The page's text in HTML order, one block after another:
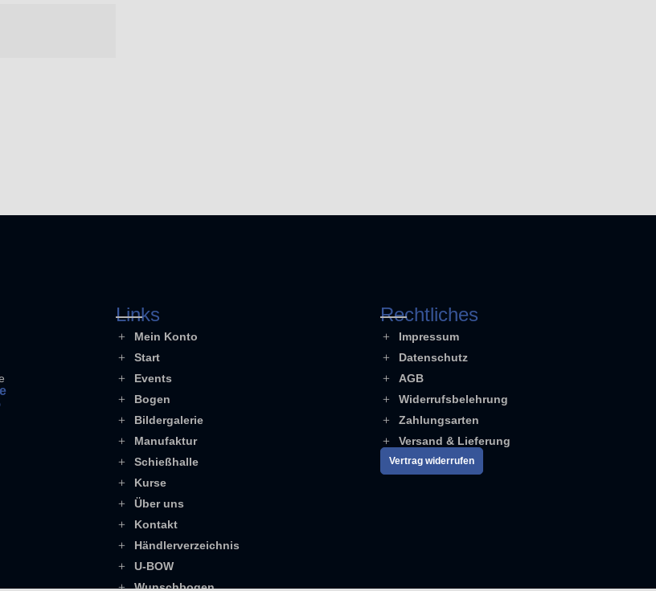
Links
Mein Konto
Start
Events
Bogen
Bildergalerie
Manufaktur
Schießhalle
Kurse
Über uns
Kontakt
Händlerverzeichnis
U-BOW
Wunschbogen
Rechtliches
Impressum
Datenschutz
AGB
Widerrufsbelehrung
Zahlungsarten
Versand & Lieferung
Vertrag widerrufen